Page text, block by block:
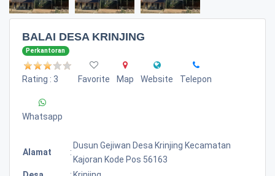
BALAI DESA KRINJING
Perkantoran
Rating : 3 Favorite Map Website Telepon
Whatsapp
Alamat :
Dusun Gejiwan Desa Krinjing Kecamatan
Kajoran Kode Pos 56163